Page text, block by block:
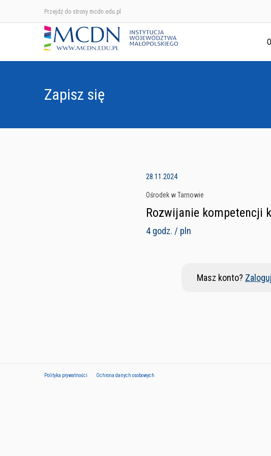
Przejdź do strony mcdn.edu.pl
Zapisz się
28.11.2024
Ośrodek w Tarnowie
Rozwijanie kompetencji
4 godz. / pln
Masz konto?
Polityka prywatności Ochrona danych osobowych